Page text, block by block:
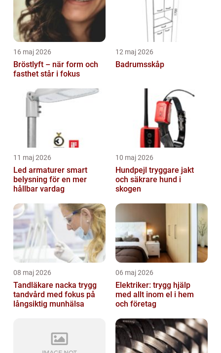
16 maj 2026
Bröstlyft – när form och
fasthet står i fokus
12 maj 2026
Badrumsskåp
11 maj 2026
Led armaturer smart
belysning för en mer
hållbar vardag
10 maj 2026
Hundpejl tryggare jakt
och säkrare hund i
skogen
08 maj 2026
Tandläkare nacka trygg
tandvård med fokus på
långsiktig munhälsa
06 maj 2026
Elektriker: trygg hjälp
med allt inom el i hem
och företag